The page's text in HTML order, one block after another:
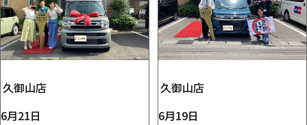
久御山店
6月21日
久御山店
6月19日